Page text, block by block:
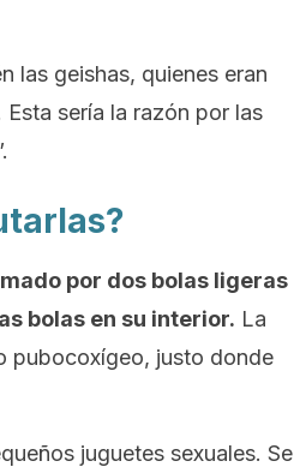
las geishas, quienes eran
sería la razón por las
por dos bolas ligeras
bolas en su interior. La
pubocoxígeo, justo donde
juguetes sexuales. Se